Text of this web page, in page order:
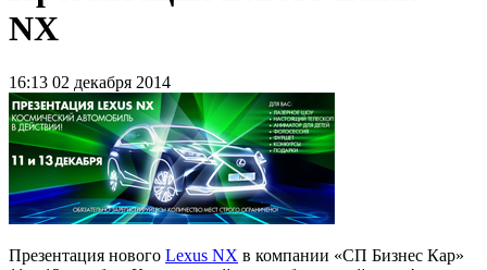
NX
16:13 02 декабря 2014
Презентация нового Lexus NX в компании «СП Бизнес Кар»